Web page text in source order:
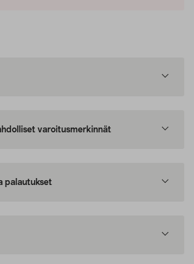
varoitusmerkinnät
palautukset